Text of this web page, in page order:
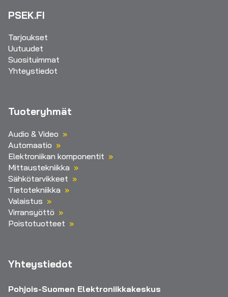
PSEK.FI
Tarjoukset
Uutuudet
Suosituimmat
Yhteystiedot
Tuoteryhmät
Audio & Video
Automaatio
Elektroniikan komponentit
Mittaustekniikka
Sähkötarvikkeet
Tietotekniikka
Valaistus
Virransyöttö
Poistotuotteet
Yhteystiedot
Pohjois-Suomen Elektroniikkakeskus